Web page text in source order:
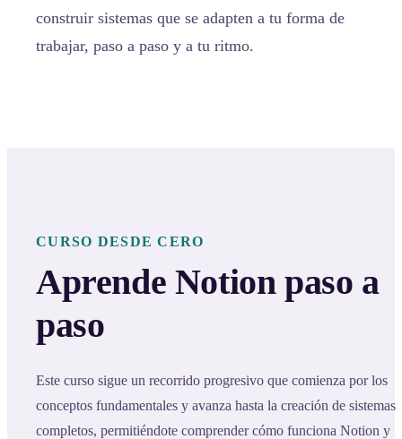
construir sistemas que se adapten a tu forma de
trabajar, paso a paso y a tu ritmo.
CURSO DESDE CERO
Aprende Notion paso a
paso
Este curso sigue un recorrido progresivo que comienza por los
conceptos fundamentales y avanza hasta la creación de sistemas
completos, permitiéndote comprender cómo funciona Notion y